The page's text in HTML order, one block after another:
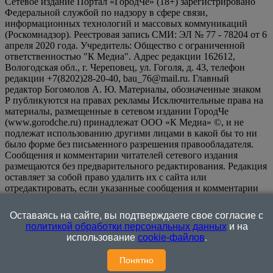
Федеральной службой по надзору в сфере связи,
информационных технологий и массовых коммуникаций
(Роскомнадзор). Реестровая запись СМИ: ЭЛ № 77 - 78204 от 6
апреля 2020 года. Учредитель: Общество с ограниченной
ответственностью "К Медиа". Адрес редакции 162612,
Вологодская обл., г. Череповец, ул. Гоголя, д. 43, телефон
редакции +7(8202)28-20-40, bau_76@mail.ru. Главный
редактор Богомолов А. Ю. Материалы, обозначенные знаком
Р публикуются на правах рекламы Исключительные права на
материалы, размещенные в сетевом издании ГородЧе
(www.gorodche.ru) принадлежат ООО «К Медиа» ©, и не
подлежат использованию другими лицами в какой бы то ни
было форме без письменного разрешения правообладателя.
Сообщения и комментарии читателей сетевого издания
размещаются без предварительного редактирования. Редакция
оставляет за собой право удалить их с сайта или
отредактировать, если указанные сообщения и комментарии
или нарушением иных требований закона.
информационном ресурсе применяются рекомендательные
технологии (информационные технологии предоставления
информации на основе сбора, систематизации и анализа
сведений, относящихся к предпочтениям пользователей сети
"Интернет", находящихся на территории Российской
Оставаясь на сайте, вы подтверждаете свое согласие с
политикой обработки персональных данныхи на
использование cookie-файлов.
Понятно